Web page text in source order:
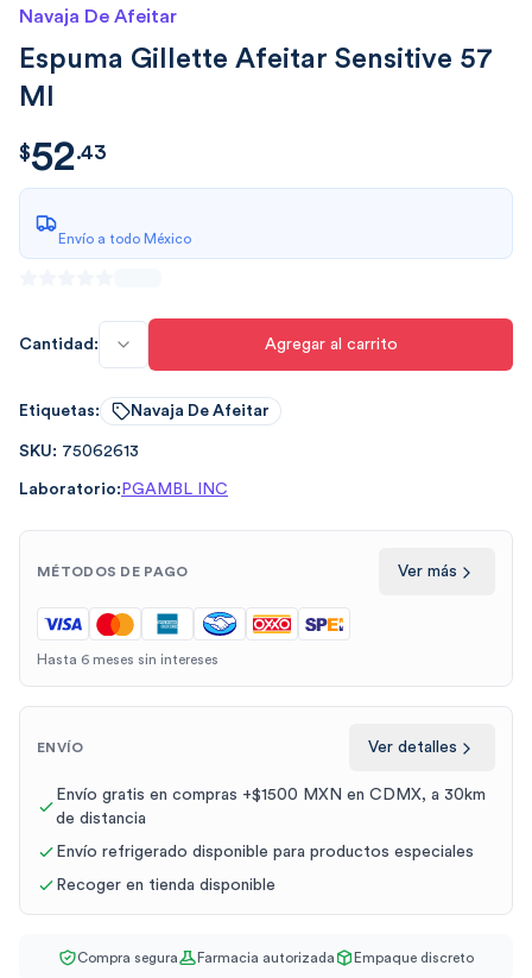
Navaja De Afeitar
Espuma Gillette Afeitar Sensitive 57
Ml
$52.432
$52.43
Envío a todo México
Cantidad: Agregar al carrito
Etiquetas: Navaja De Afeitar
SKU: 75062613
Laboratorio: PGAMBL INC
MÉTODOS DE PAGO Ver más
Hasta 6 meses sin intereses
ENVÍO Ver detalles
Envío gratis en compras +$1500 MXN en CDMX, a 30km
de distancia
Envío refrigerado disponible para productos especiales
Recoger en tienda disponible
Compra segura Farmacia autorizada Empaque discreto